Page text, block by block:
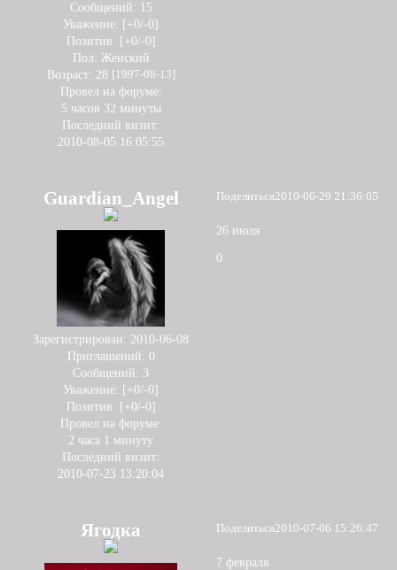
Сообщений: 15
Уважение: [+0/-0]
Позитив: [+0/-0]
Пол: Женский
Возраст: 28 [1997-08-13]
Провел на форуме:
5 часов 32 минуты
Последний визит:
2010-08-05 16:05:55
Поделиться2010-06-29 21:36:05
Guardian_Angel
Зарегистрирован: 2010-06-08
Приглашений: 0
Сообщений: 3
Уважение: [+0/-0]
Позитив: [+0/-0]
Провел на форуме:
2 часа 1 минуту
Последний визит:
2010-07-23 13:20:04
26 июля
0
Поделиться2010-07-06 15:26:47
Ягодка
7 февраля